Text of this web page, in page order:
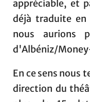
appréciable, et
déjà traduite en
nous aurions
d'Albéniz/
En ce sens nous
direction du